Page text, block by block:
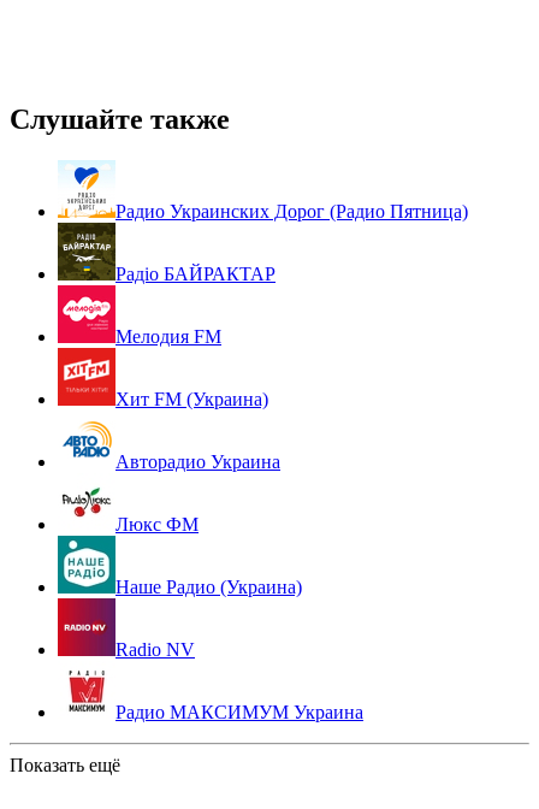
Слушайте также
Радио Украинских Дорог (Радио Пятница)
Радіо БАЙРАКТАР
Мелодия FM
Хит FM (Украина)
Авторадио Украина
Люкс ФМ
Наше Радио (Украина)
Radio NV
Радио МАКСИМУМ Украина
Показать ещё